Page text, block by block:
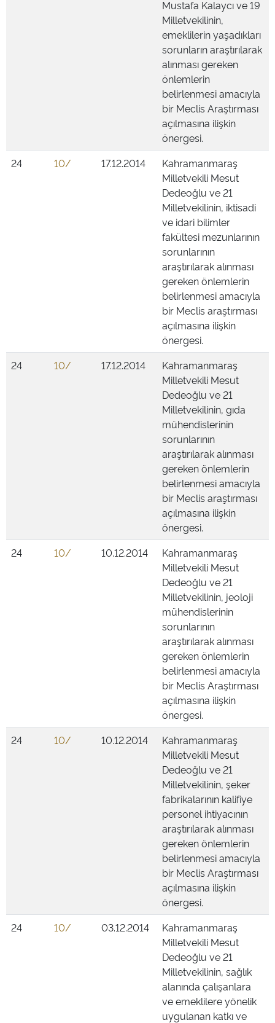
Mustafa Kalaycı ve 19
Milletvekilinin,
emeklilerin yaşadıkları
sorunların araştırılarak
alınması gereken
önlemlerin
belirlenmesi amacıyla
bir Meclis Araştırması
açılmasına ilişkin
önergesi.
24
10/ 17.12.2014
Kahramanmaraş
Milletvekili Mesut
Dedeoğlu ve 21
Milletvekilinin, iktisadi
ve idari bilimler
fakültesi mezunlarının
sorunlarının
araştırılarak alınması
gereken önlemlerin
belirlenmesi amacıyla
bir Meclis araştırması
açılmasına ilişkin
önergesi.
24
10/ 17.12.2014
Kahramanmaraş
Milletvekili Mesut
Dedeoğlu ve 21
Milletvekilinin, gıda
mühendislerinin
sorunlarının
araştırılarak alınması
gereken önlemlerin
belirlenmesi amacıyla
bir Meclis araştırması
açılmasına ilişkin
önergesi.
24
10/ 10.12.2014
Kahramanmaraş
Milletvekili Mesut
Dedeoğlu ve 21
Milletvekilinin, jeoloji
mühendislerinin
sorunlarının
araştırılarak alınması
gereken önlemlerin
belirlenmesi amacıyla
bir Meclis Araştırması
açılmasına ilişkin
önergesi.
24
10/ 10.12.2014
Kahramanmaraş
Milletvekili Mesut
Dedeoğlu ve 21
Milletvekilinin, şeker
fabrikalarının kalifiye
personel ihtiyacının
araştırılarak alınması
gereken önlemlerin
belirlenmesi amacıyla
bir Meclis Araştırması
açılmasına ilişkin
önergesi.
24
10/ 03.12.2014
Kahramanmaraş
Milletvekili Mesut
Dedeoğlu ve 21
Milletvekilinin, sağlık
alanında çalışanlara
ve emeklilere yönelik
uygulanan katkı ve